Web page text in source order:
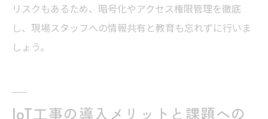
リスクもあるため、暗号化やアクセス権限管理を徹底
し、現場スタッフへの情報共有と教育も忘れずに行いま
しょう。
IoT工事の導入メリットと課題への